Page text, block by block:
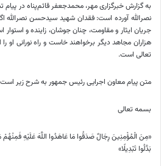
به گزارش خبرگزاری مهر، محمدجعفر قائم‌پناه در
نصرالله آورده است: فقدان شهید سیدحسن نصرالله
جریان ایثار و مقاومت، چنان جوشان، زاینده و
هزاران مجاهد دیگر برخواهند خاست و راه نورانی او
تعالی است.
متن پیام معاون اجرایی رئیس جمهور به شرح زیر
بسمه تعالی
«مِنَ الْمُؤْمِنِینَ رِجَالٌ صَدَقُوا مَا عَاهَدُوا اللَّهَ عَلَیْهِ
بَدَّلُوا تَبْدِیلًا»